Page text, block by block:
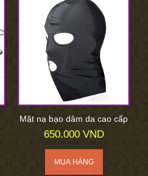
Mặt nạ bạo dâm da cao cấp
650.000 VND